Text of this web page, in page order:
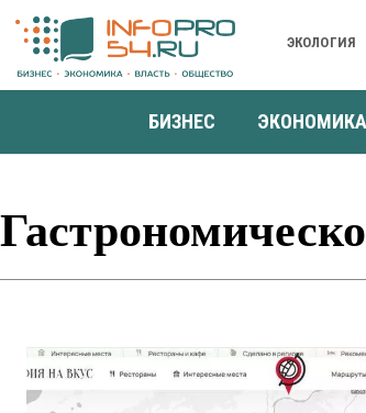
ЭКОЛОГИЯ
БИЗНЕС ЭКОНОМИКА